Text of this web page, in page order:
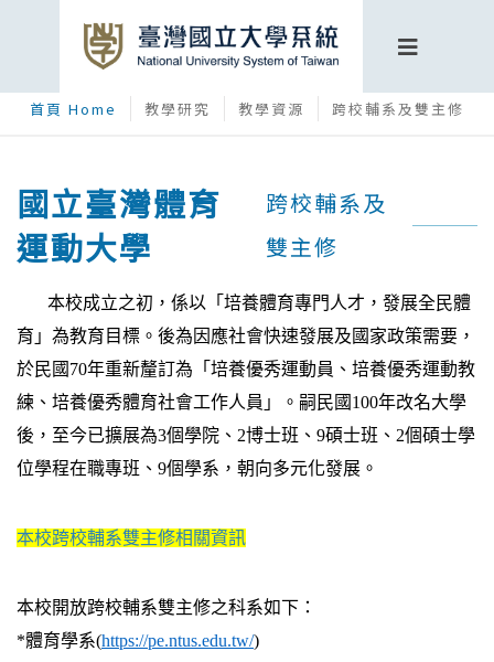
首頁 Home 教學研究 教學資源 跨校輔系及雙主修
國立臺灣體育
運動大學
跨校輔系及
雙主修
本校成立之初，係以「培養體育專門人才，發展全民體
育」為教育目標。後為因應社會快速發展及國家政策需要，
於民國70年重新釐訂為「培養優秀運動員、培養優秀運動教
練、培養優秀體育社會工作人員」。嗣民國100年改名大學
後，至今已擴展為3個學院、2博士班、9碩士班、2個碩士學
位學程在職專班、9個學系，朝向多元化發展。
本校跨校輔系雙主修相關資訊
本校開放跨校輔系雙主修之科系如下：
*體育學系(https://pe.ntus.edu.tw/)